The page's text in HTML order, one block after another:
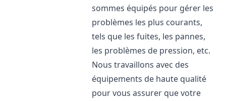
sommes équipés pour gérer les
problèmes les plus courants,
tels que les fuites, les pannes,
les problèmes de pression, etc.
Nous travaillons avec des
équipements de haute qualité
pour vous assurer que votre